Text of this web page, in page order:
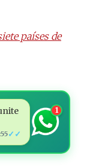
países de
✓✓
1